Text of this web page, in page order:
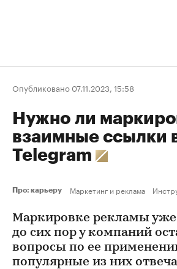
Опубликовано 07.11.2023, 15:58
Нужно ли
взаимные ссылки
Telegram
Про: карьеру Маркетинг и реклама
Маркировке рекламы уже
до сих пор у компаний
вопросы по ее
популярные из них